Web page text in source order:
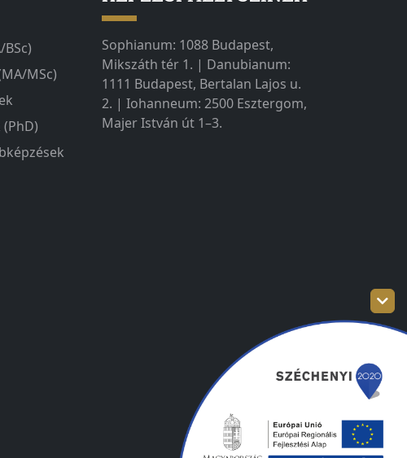
MSc)
Sophianum: 1088 Budapest,
Mikszáth tér 1. | Danubianum:
1111 Budapest, Bertalan Lajos u.
2. | Iohanneum: 2500 Esztergom,
Majer István út 1–3.